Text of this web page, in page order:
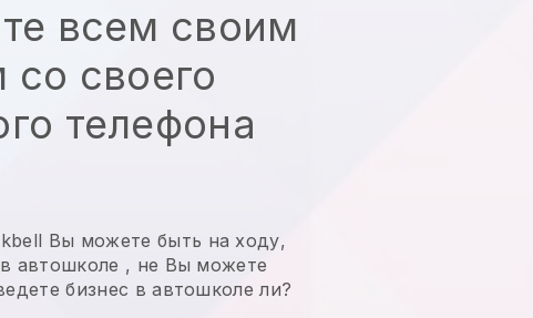
всем своим
своего
телефона
Вы можете быть на ходу,
автошколе , не Вы можете
бизнес в автошколе ли?